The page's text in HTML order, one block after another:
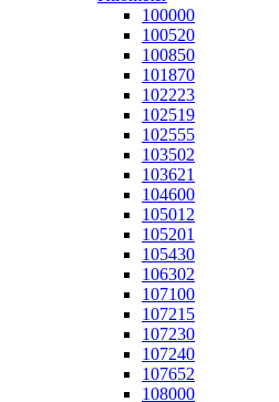
100000
100520
100850
101870
102223
102519
102555
103502
103621
104600
105012
105201
105430
106302
107100
107215
107230
107240
107652
108000